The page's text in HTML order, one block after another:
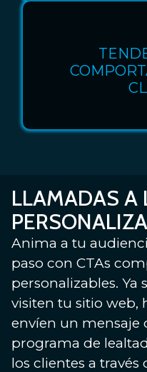
LLAMADAS A
Anima a tu
paso con CTAs
personalizables. Ya
visiten tu sitio web,
envíen un mensaje
programa de
los clientes a